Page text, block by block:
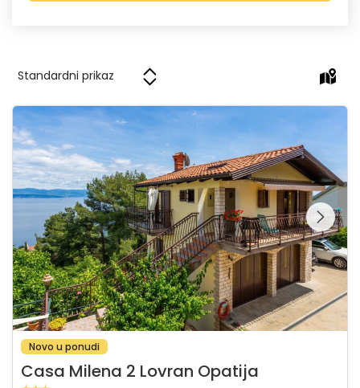
Casa Milena 2 Lovran Opatija
Pregledajte cijelu
galeriju na
Novo u ponudi
Casa Milena 2 Lovran Opatija